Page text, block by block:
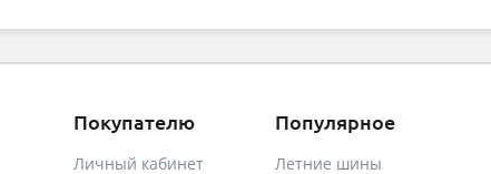
Покупателю
Личный кабинет
Популярное
Летние шины